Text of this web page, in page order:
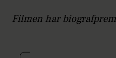
Filmen har